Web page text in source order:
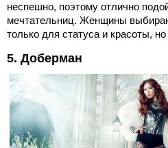
неспешно, поэтому отлично
мечтательниц. Женщины
только для статуса и красоты,
5. Доберман